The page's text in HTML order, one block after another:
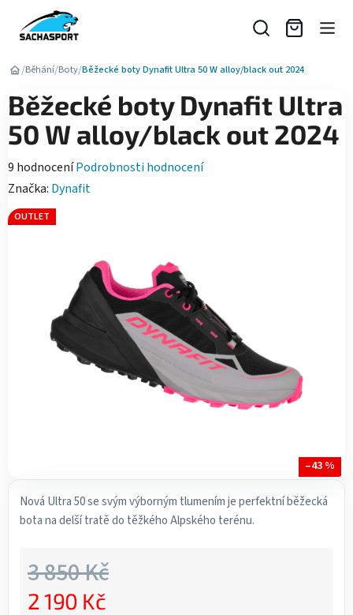
obsah
/Běhání/Boty/Běžecké boty Dynafit Ultra 50 W alloy/black out 2024
Nová Ultra 50 se svým výborným tlumením je perfektní běžecká
bota na delší tratě do těžkého Alpského terénu.
3 850 Kč
2 190 Kč
Běžecké boty Dynafit Ultra
50 W alloy/black out 2024
Průměrné
hodnocení
produktu
je
hvězdiček.
9 hodnoceníPodrobnosti hodnocení
Značka: Dynafit
OUTLET
–43 %